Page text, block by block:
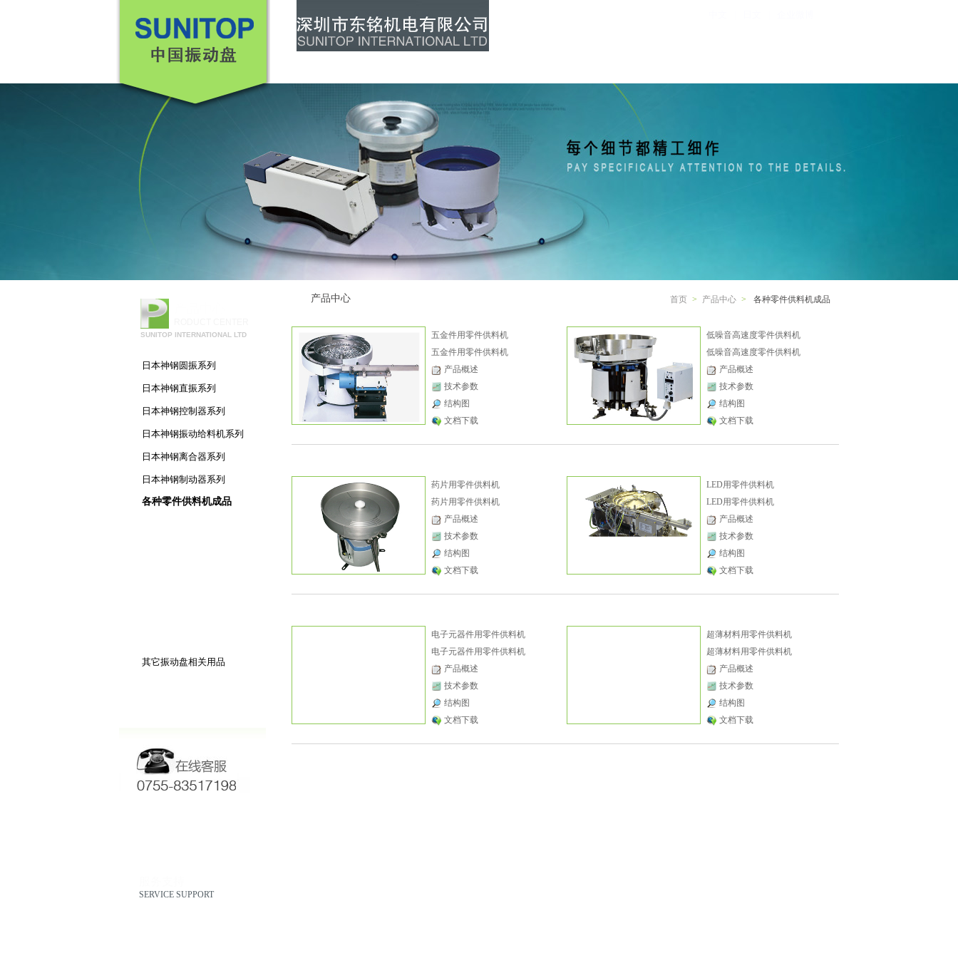
SUNITOP INTERNATIONAL LTD
日本神钢圆振系列
日本神钢直振系列
日本神钢控制器系列
日本神钢振动给料机系列
日本神钢离合器系列
日本神钢制动器系列
各种零件供料机成品
其它振动盘相关用品
SERVICE SUPPORT
产品中心 首页 > 产品中心 > 各种零件供料机成品
五金件用零件供料机
五金件用零件供料机
产品概述
技术参数
结构图
文档下载
低噪音高速度零件供料机
低噪音高速度零件供料机
产品概述
技术参数
结构图
文档下载
药片用零件供料机
药片用零件供料机
产品概述
技术参数
结构图
文档下载
LED用零件供料机
LED用零件供料机
产品概述
技术参数
结构图
文档下载
电子元器件用零件供料机
电子元器件用零件供料机
产品概述
技术参数
结构图
文档下载
超薄材料用零件供料机
超薄材料用零件供料机
产品概述
技术参数
结构图
文档下载